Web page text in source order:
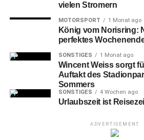
vielen Stromern
MOTORSPORT 1 Monat ago
König vom Norisring:
perfektes
SONSTIGES 1 Monat ago
Wincent Weiss sorgt
Auftakt des
Sommers
SONSTIGES 4 Wochen ago
Urlaubszeit ist
ADVERTISEMENT